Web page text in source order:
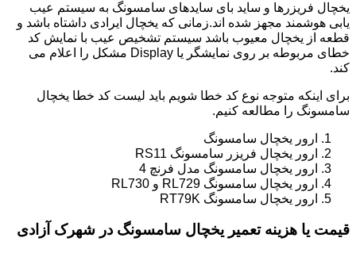
یخچال فریزرها و ساید بای سایدهای سامسونگ به سیستم عیب
یابی هوشمند مجهز شده اند.زمانی که یخچال ایرادی داشتاه باشد و
قطعه از یخچال معیوب باشد سیستم تشخیص عیب با نمایش کد
خطای مربوطه بر روی نمایشگر یا Display مشکل را اعلام می
کند.
برای اینکه متوجه نوع کد خطا شویم باید لیست کد خطا یخچال
سامسونگ را مطالعه کنیم.
ارور یخچال سامسونگ
ارور یخچال فریزر سامسونگ RS11
ارور یخچال سامسونگ مدل فرنچ 4
ارور یخچال سامسونگ RL729 و RL730
ارور یخچال سامسونگ RT79K
قیمت یا هزینه تعمیر یخچال سامسونگ در شهرک آزادی